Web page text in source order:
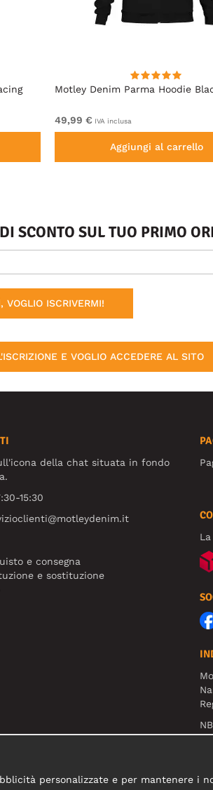
Motley Denim Parma Hoodie
49,99 € IVA inclusa
Aggiungi al carrello
SCONTO SUL TUO PRIMO
VOGLIO ISCRIVERMI!
E VOGLIO ACCEDERE AL SITO
della chat situata in fondo
15:30
e consegna
e sostituzione
personalizzate e per mantenere i